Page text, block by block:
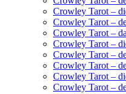
Crowley Tarot –
Crowley Tarot –
Crowley Tarot –
Crowley Tarot –
Crowley Tarot –
Crowley Tarot –
Crowley Tarot –
Crowley Tarot –